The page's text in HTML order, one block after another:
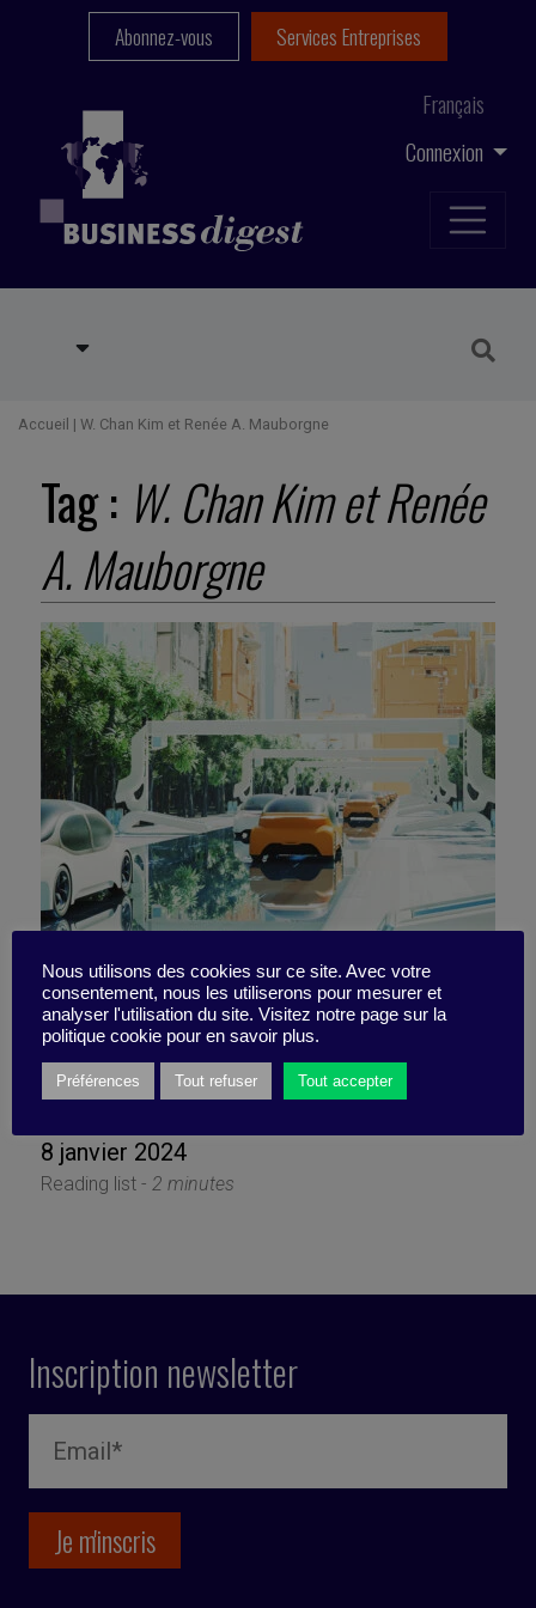
Connexion
Français
Abonnez-vous Services Entreprises
Accueil | W. Chan Kim et Renée A. Mauborgne
Tag : W. Chan Kim et Renée
A. Mauborgne
8 livres pour moi, mon
jardin et demain
8 janvier 2024
Reading list - 2 minutes
Inscription newsletter
Nous utilisons des cookies sur ce site. Avec votre
consentement, nous les utiliserons pour mesurer et
analyser l'utilisation du site. Visitez notre page sur la
politique cookie pour en savoir plus.
Préférences Tout refuser Tout accepter